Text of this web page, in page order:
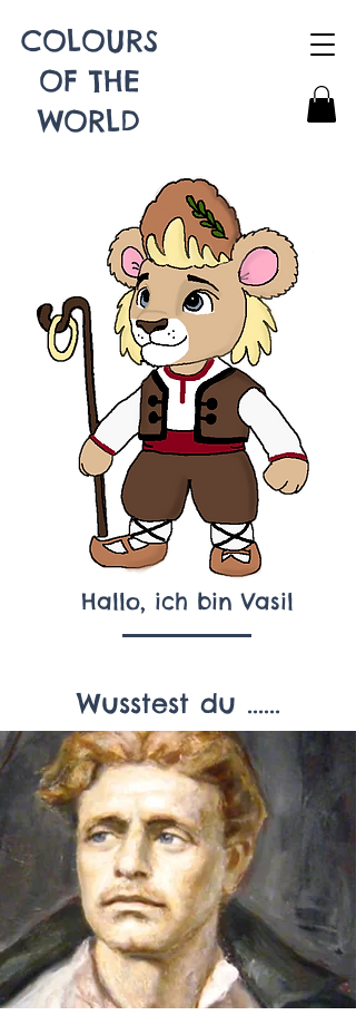
COLOURS
OF THE
WORLD
Hallo, ich bin Vasil
Wusstest du ......